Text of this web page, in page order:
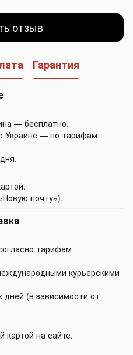
отзыв
Гарантия
— бесплатно.
Украине — по тарифам
почту»).
тарифам
курьерскими
дней (в зависимости от
картой на сайте.